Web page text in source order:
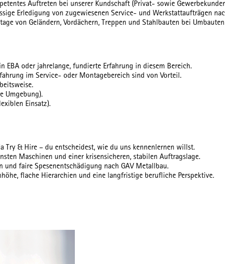
Auftreten bei unserer Kundschaft (Privat- sowie
Erledigung von zugewiesenen Service- und Werkstattaufträgen
von Geländern, Vordächern, Treppen und Stahlbauten bei
EBA oder jahrelange, fundierte Erfahrung in diesem Bereich.
im Service- oder Montagebereich sind von Vorteil.
Umgebung).
Einsatz).
Try & Hire – du entscheidest, wie du uns kennenlernen willst.
Maschinen und einer krisensicheren, stabilen Auftragslage.
faire Spesenentschädigung nach GAV Metallbau.
flache Hierarchien und eine langfristige berufliche Perspektive.